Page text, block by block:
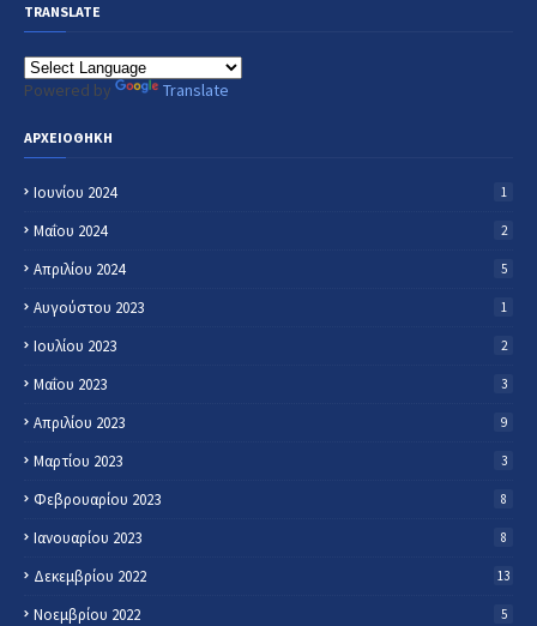
TRANSLATE
Powered by Translate
ΑΡΧΕΙΟΘΗΚΗ
Ιουνίου 2024 1
Μαΐου 2024 2
Απριλίου 2024 5
Αυγούστου 2023 1
Ιουλίου 2023 2
Μαΐου 2023 3
Απριλίου 2023 9
Μαρτίου 2023 3
Φεβρουαρίου 2023 8
Ιανουαρίου 2023 8
Δεκεμβρίου 2022 13
Νοεμβρίου 2022 5